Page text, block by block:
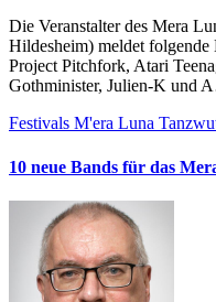
Die Veranstalter des Mera Luna (13. und 14. August 2011 in
Hildesheim) meldet
Project Pitchfork, Atari
Gothminister, Julien-K und
Festivals M'era Luna
10 neue Bands für das